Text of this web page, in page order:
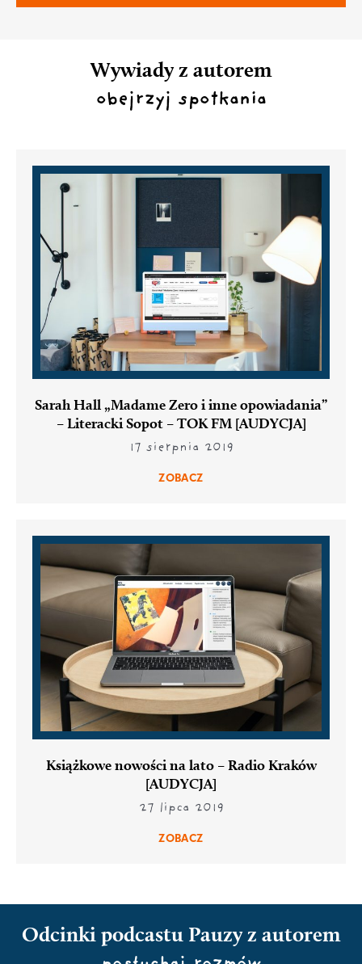
Wywiady z autorem
obejrzyj spotkania
Sarah Hall „Madame Zero i inne opowiadania”
– Literacki Sopot – TOK FM [AUDYCJA]
17 sierpnia 2019
ZOBACZ
Książkowe nowości na lato – Radio Kraków
[AUDYCJA]
27 lipca 2019
ZOBACZ
Odcinki podcastu Pauzy z autorem